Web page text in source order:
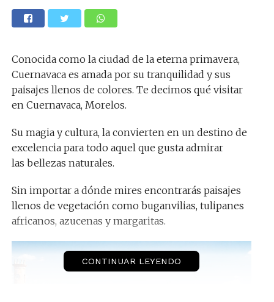
Conocida como la ciudad de la eterna primavera,
Cuernavaca es amada por su tranquilidad y sus
paisajes llenos de colores. Te decimos qué visitar
en Cuernavaca, Morelos.
Su magia y cultura, la convierten en un destino de
excelencia para todo aquel que gusta admirar
las bellezas naturales.
Sin importar a dónde mires encontrarás paisajes
llenos de vegetación como buganvilias, tulipanes
africanos, azucenas y margaritas.
CONTINUAR LEYENDO